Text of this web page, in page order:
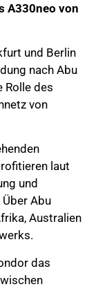
A330neo von
und Berlin
nach Abu
Rolle des
von
laut
und
Abu
Australien
das